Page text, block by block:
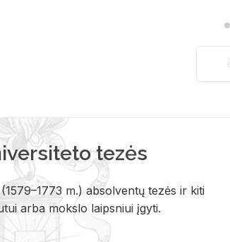
tezės
m.) absolventų tezės ir kiti
arba mokslo laipsniui įgyti.